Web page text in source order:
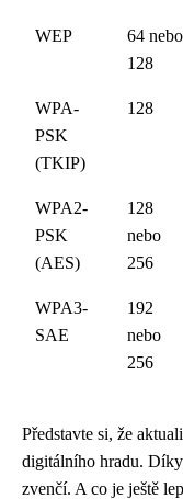
WEP
64 nebo
128
WPA-
PSK
(TKIP)
128
WPA2-
PSK
(AES)
128
nebo
256
WPA3-
SAE
192
nebo
256
Představte si, že
digitálního hradu.
zvenčí. A co je ještě